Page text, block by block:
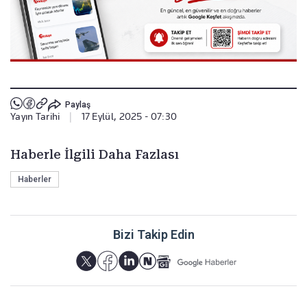
Paylaş
Yayın Tarihi 17 Eylül, 2025 - 07:30
Haberle İlgili Daha Fazlası
Haberler
Bizi Takip Edin